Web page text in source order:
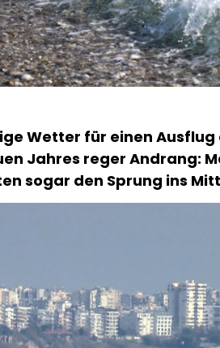
Wetter für einen
Jahres reger Andrang:
sogar den Sprung ins